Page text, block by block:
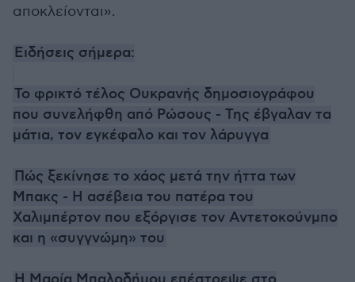
αποκλείονται».
Ειδήσεις σήμερα:
Το φρικτό τέλος Ουκρανής δημοσιογράφου
που συνελήφθη από Ρώσους - Της έβγαλαν τα
μάτια, τον εγκέφαλο και τον λάρυγγα
Πώς ξεκίνησε το χάος μετά την ήττα των
Μπακς - Η ασέβεια του πατέρα του
Χαλιμπέρτον που εξόργισε τον Αντετοκούνμπο
και η «συγγνώμη» του